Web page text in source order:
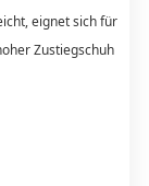
eignet sich für
Zustiegschuh